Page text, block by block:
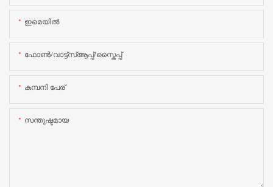
ഇമെയിൽ
ഫോൺ/വാട്ട്‌സ്ആപ്പ്/സ്കൈപ്പ്
കമ്പനി പേര്
സന്തുഷ്ടമായ